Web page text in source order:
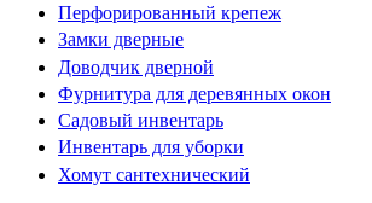
Перфорированный крепеж
Замки дверные
Доводчик дверной
Фурнитура для деревянных окон
Садовый инвентарь
Инвентарь для уборки
Хомут сантехнический